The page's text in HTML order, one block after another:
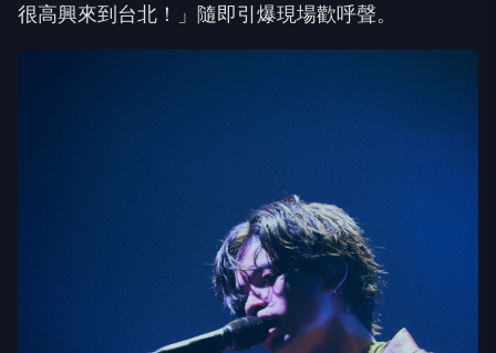
很高興來到台北！」隨即引爆現場歡呼聲。